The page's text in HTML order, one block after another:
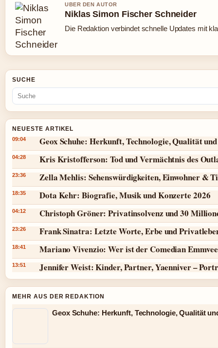
UBER DEN AUTOR
Niklas Simon Fischer Schneider
Die Redaktion verbindet schnelle Updates mit
SUCHE
NEUESTE ARTIKEL
09:04 Geox Schuhe: Herkunft, Technologie, Qualität
04:28 Kris Kristofferson: Tod und Vermächtnis des
23:36 Zella Mehlis: Sehenswürdigkeiten, Einwohner &
18:35 Dota Kehr: Biografie, Musik und Konzerte 2026
04:12 Christoph Gröner: Privatinsolvenz und 30
23:26 Frank Sinatra: Letzte Worte, Erbe und
18:41 Mariano Vivenzio: Wer ist der Comedian
13:51 Jennifer Weist: Kinder, Partner, Yaenniver –
MEHR AUS DER REDAKTION
Geox Schuhe: Herkunft, Technologie, Qualität